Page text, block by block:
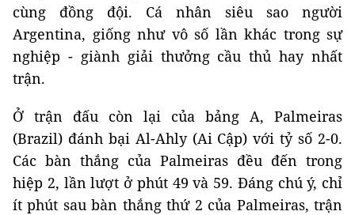
cùng đồng đội. Cá nhân siêu sao người
Argentina, giống như vô số lần khác trong sự
nghiệp - giành giải thưởng cầu thủ hay nhất
trận.
Ở trận đấu còn lại của bảng A, Palmeiras
(Brazil) đánh bại Al-Ahly (Ai Cập) với tỷ số 2-0.
Các bàn thắng của Palmeiras đều đến trong
hiệp 2, lần lượt ở phút 49 và 59. Đáng chú ý, chỉ
ít phút sau bàn thắng thứ 2 của Palmeiras, trận